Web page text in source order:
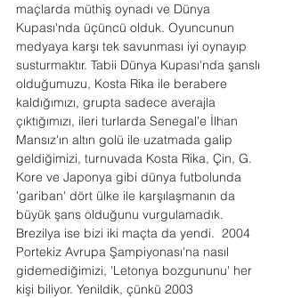
maçlarda müthiş oynadı ve Dünya
Kupası'nda üçüncü olduk. Oyuncunun
medyaya karşı tek savunması iyi oynayıp
susturmaktır. Tabii Dünya Kupası'nda şanslı
olduğumuzu, Kosta Rika ile berabere
kaldığımızı, grupta sadece averajla
çıktığımızı, ileri turlarda Senegal'e İlhan
Mansız'ın altın golü ile uzatmada galip
geldiğimizi, turnuvada Kosta Rika, Çin, G.
Kore ve Japonya gibi dünya futbolunda
'gariban' dört ülke ile karşılaşmanın da
büyük şans olduğunu vurgulamadık.
Brezilya ise bizi iki maçta da yendi.  2004
Portekiz Avrupa Şampiyonası'na nasıl
gidemediğimizi, 'Letonya bozgununu' her
kişi biliyor. Yenildik, çünkü 2003